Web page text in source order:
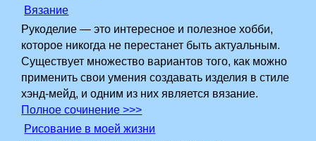
Вязание
Рукоделие — это интересное и полезное хобби,
которое никогда не перестанет быть актуальным.
Существует множество вариантов того, как можно
применить свои умения создавать изделия в стиле
хэнд-мейд, и одним из них является вязание.
Полное сочинение >>>
Рисование в моей жизни